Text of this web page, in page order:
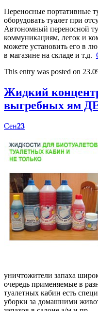
Переносные портативные
оборудовать туалет при
Автономный переносной
коммуникациям, легок и
можете установить его в
в магазине на складе и т.д.
This entry was posted on
Жидкий
выгребных ям
Сен23
уничтожители запаха
очередь применяемые в
туалетных кабин есть
уборки за домашними